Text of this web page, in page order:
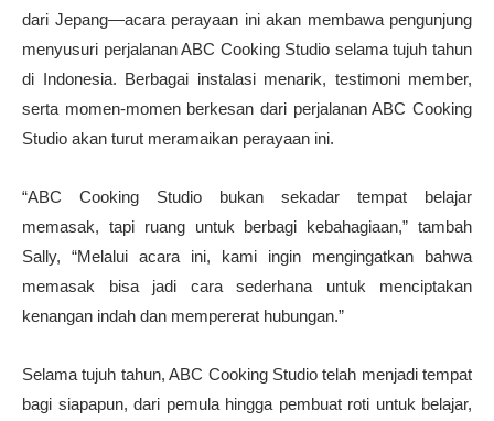
dari Jepang—acara perayaan ini akan membawa pengunjung
menyusuri perjalanan ABC Cooking Studio selama tujuh tahun
di Indonesia. Berbagai instalasi menarik, testimoni member,
serta momen-momen berkesan dari perjalanan ABC Cooking
Studio akan turut meramaikan perayaan ini.
“ABC Cooking Studio bukan sekadar tempat belajar
memasak, tapi ruang untuk berbagi kebahagiaan,” tambah
Sally, “Melalui acara ini, kami ingin mengingatkan bahwa
memasak bisa jadi cara sederhana untuk menciptakan
kenangan indah dan mempererat hubungan.”
Selama tujuh tahun, ABC Cooking Studio telah menjadi tempat
bagi siapapun, dari pemula hingga pembuat roti untuk belajar,